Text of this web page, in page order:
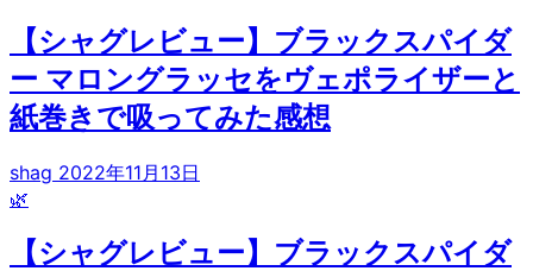
【シャグレビュー】ブラックスパイダ
ー マロングラッセをヴェポライザーと
紙巻きで吸ってみた感想
shag 2022年11月13日
🌿
【シャグレビュー】ブラックスパイダ